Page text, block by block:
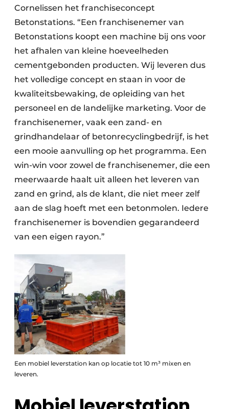
Cornelissen het franchiseconcept
Betonstations. “Een franchisenemer van
Betonstations koopt een machine bij ons voor
het afhalen van kleine hoeveelheden
cementgebonden producten. Wij leveren dus
het volledige concept en staan in voor de
kwaliteitsbewaking, de opleiding van het
personeel en de landelijke marketing. Voor de
franchisenemer, vaak een zand- en
grindhandelaar of betonrecyclingbedrijf, is het
een mooie aanvulling op het programma. Een
win-win voor zowel de franchisenemer, die een
meerwaarde haalt uit alleen het leveren van
zand en grind, als de klant, die niet meer zelf
aan de slag hoeft met een betonmolen. Iedere
franchisenemer is bovendien gegarandeerd
van een eigen rayon.”
Een mobiel leverstation kan op locatie tot 10 m³ mixen en
leveren.